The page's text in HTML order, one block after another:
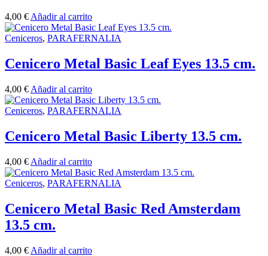
4,00 € Añadir al carrito
Ceniceros, PARAFERNALIA
Cenicero Metal Basic Leaf Eyes 13.5 cm.
4,00 € Añadir al carrito
Ceniceros, PARAFERNALIA
Cenicero Metal Basic Liberty 13.5 cm.
4,00 € Añadir al carrito
Ceniceros, PARAFERNALIA
Cenicero Metal Basic Red Amsterdam
13.5 cm.
4,00 € Añadir al carrito